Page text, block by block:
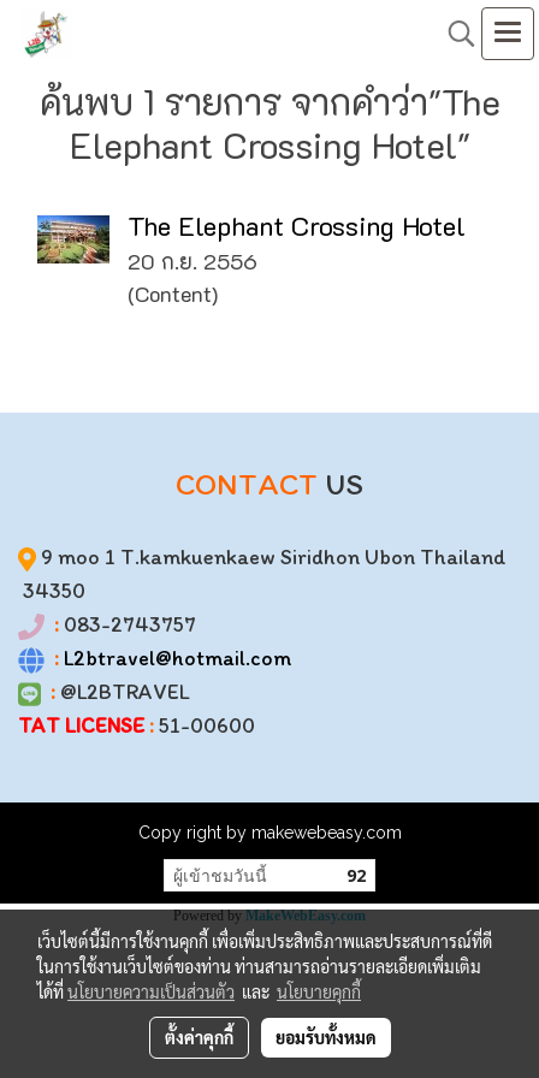
ค้นพบ 1 รายการ จากคำว่า"The
Elephant Crossing Hotel"
The Elephant Crossing Hotel
20 ก.ย. 2556
(Content)
CONTACT US
9 moo 1 T.kamkuenkaew Siridhon Ubon Thailand
34350
: 083-2743757
: L2btravel@hotmail.com
: @L2BTRAVEL
TAT LICENSE:51-00600
Copy right by makewebeasy.com
ผู้เข้าชมวันนี้ 92
Powered by MakeWebEasy.com
เว็บไซต์นี้มีการใช้งานคุกกี้ เพื่อเพิ่มประสิทธิภาพและประสบการณ์ที่ดี
ในการใช้งานเว็บไซต์ของท่าน ท่านสามารถอ่านรายละเอียดเพิ่มเติม
ได้ที่นโยบายความเป็นส่วนตัว และ นโยบายคุกกี้
ตั้งค่าคุกกี้ ยอมรับทั้งหมด